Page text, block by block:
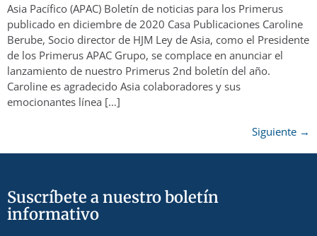
Asia Pacífico (APAC) Boletín de noticias para los Primerus
publicado en diciembre de 2020 Casa Publicaciones Caroline
Berube, Socio director de HJM Ley de Asia, como el Presidente
de los Primerus APAC Grupo, se complace en anunciar el
lanzamiento de nuestro Primerus 2nd boletín del año.
Caroline es agradecido Asia colaboradores y sus
emocionantes línea […]
Siguiente →
Suscríbete a nuestro boletín
informativo